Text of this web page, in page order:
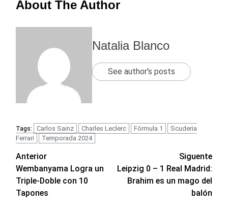
About The Author
Natalia Blanco
See author's posts
Tags: Carlos Sainz Charles Leclerc Fórmula 1
Scuderia
Ferrari
Temporada 2024
Navegación
de
entradas
Anterior
Wembanyama Logra un
Triple-Doble con 10
Tapones
Siguente
Leipzig 0 – 1 Real Madrid:
Brahim es un mago del
balón